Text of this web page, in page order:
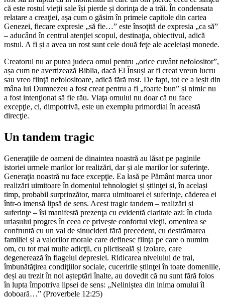
că este rostul vieţii sale își pierde și dorinţa de a trăi. În condensata
relatare a creaţiei, așa cum o găsim în primele capitole din cartea
Genezei, fiecare expresie „să fie…” este însoţită de expresia „ca să”
– aducând în centrul atenţiei scopul, destinaţia, obiectivul, adică
rostul. A fi și a avea un rost sunt cele două feţe ale aceleiași monede.
Creatorul nu ar putea judeca omul pentru „orice cuvânt nefolositor”,
așa cum ne avertizează Biblia, dacă El Însuși ar fi creat vreun lucru
sau vreo fiinţă nefolositoare, adică fără rost. De fapt, tot ce a ieșit din
mâna lui Dumnezeu a fost creat pentru a fi „foarte bun” și nimic nu
a fost intenţionat să fie rău. Viaţa omului nu doar că nu face
excepţie, ci, dimpotrivă, este un exemplu primordial în această
direcţie.
Un tandem tragic
Generaţiile de oameni de dinaintea noastră au lăsat pe paginile
istoriei urmele marilor lor realizări, dar și ale marilor lor suferinţe.
Generaţia noastră nu face excepţie. Ea lasă pe Pământ marca unor
realizări uimitoare în domeniul tehnologiei și știinţei și, în același
timp, probabil surprinzător, marca uimitoarei ei suferinţe, căderea ei
într-o imensă lipsă de sens. Acest tragic tandem – realizări și
suferinţe – își manifestă prezenţa cu evidentă claritate azi: în ciuda
uriașului progres în ceea ce privește confortul vieţii, omenirea se
confruntă cu un val de sinucideri fără precedent, cu destrămarea
familiei și a valorilor morale care definesc fiinţa pe care o numim
om, cu tot mai multe adicţii, cu plictiseală și izolare, care
degenerează în flagelul depresiei. Ridicarea nivelului de trai,
îmbunătăţirea condiţiilor sociale, cuceririle știinţei în toate domeniile,
deși au trezit în noi așteptări înalte, au dovedit că nu sunt fără folos
în lupta împotriva lipsei de sens: „Neliniștea din inima omului îl
doboară…” (Proverbele 12:25)